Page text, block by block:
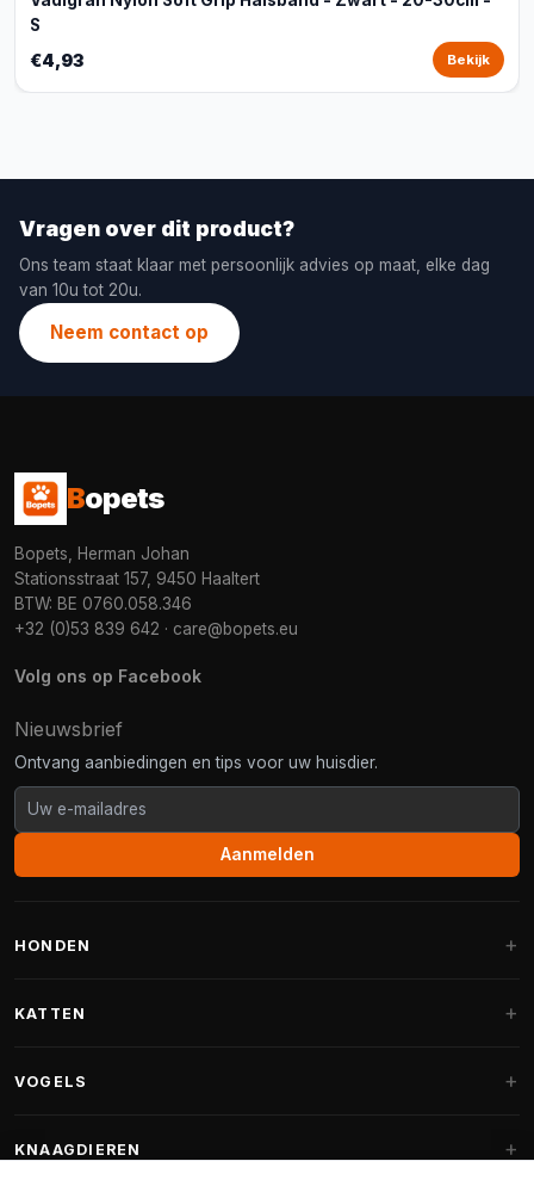
S
€4,93 Bekijk
Vragen over dit product?
Ons team staat klaar met persoonlijk advies op maat, elke dag
van 10u tot 20u.
Neem contact op
Bopets
Bopets, Herman Johan
Stationsstraat 157, 9450 Haaltert
BTW: BE 0760.058.346
+32 (0)53 839 642 · care@bopets.eu
Volg ons op Facebook
Nieuwsbrief
Ontvang aanbiedingen en tips voor uw huisdier.
Aanmelden
HONDEN
Fantail hondenmanden
KATTEN
Krabpalen voor Maine Coon
VOGELS
KNAAGDIEREN